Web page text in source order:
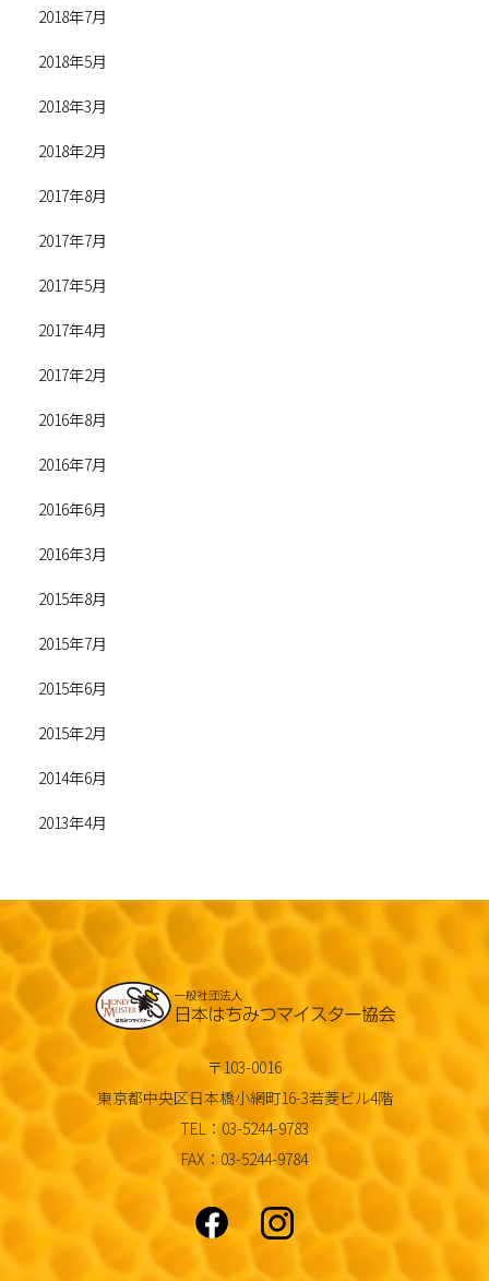
2018年7月
2018年5月
2018年3月
2018年2月
2017年8月
2017年7月
2017年5月
2017年4月
2017年2月
2016年8月
2016年7月
2016年6月
2016年3月
2015年8月
2015年7月
2015年6月
2015年2月
2014年6月
2013年4月
〒103-0016
東京都中央区日本橋小網町16-3若菱ビル4階
TEL：03-5244-9783
FAX：03-5244-9784